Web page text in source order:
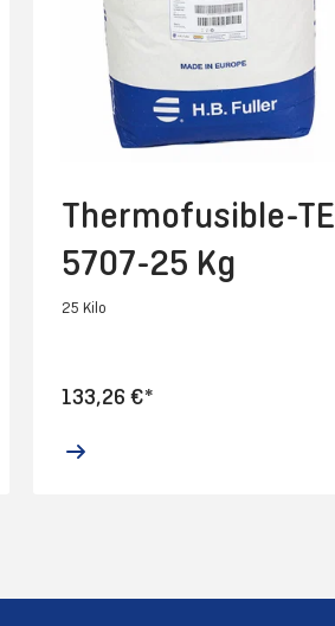
Thermofusible-TE
5707-25 Kg
25 Kilo
133,26 €*